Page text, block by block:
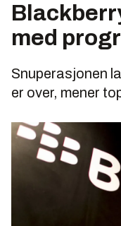
med
Snuperasjonen
er over, mener